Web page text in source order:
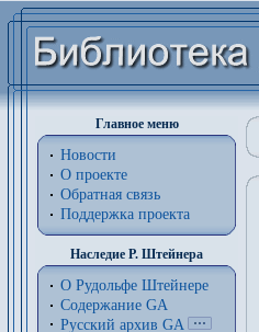
Главное меню
Новости
О проекте
Обратная связь
Поддержка проекта
Наследие Р. Штейнера
О Рудольфе Штейнере
Содержание GA
Русский архив GA